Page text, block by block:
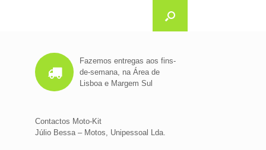
Fazemos entregas aos fins-
de-semana, na Área de
Lisboa e Margem Sul
Contactos Moto-Kit
Júlio Bessa – Motos, Unipessoal Lda.